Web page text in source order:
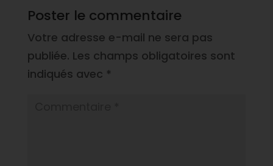
Poster le commentaire
Votre adresse e-mail ne sera pas
publiée. Les champs obligatoires sont
indiqués avec *